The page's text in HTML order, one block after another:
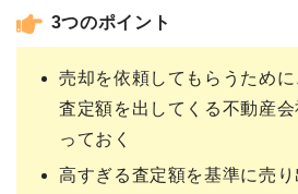
3つのポイント
売却を依頼してもらうため
査定額を出してくる不動産
っておく
高すぎる査定額を基準に売